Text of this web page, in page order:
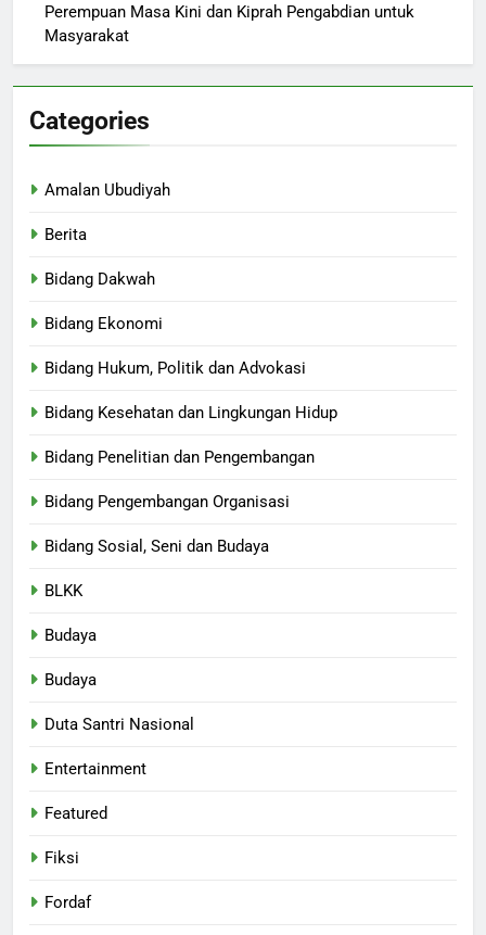
Perempuan Masa Kini dan Kiprah Pengabdian untuk
Masyarakat
Categories
Amalan Ubudiyah
Berita
Bidang Dakwah
Bidang Ekonomi
Bidang Hukum, Politik dan Advokasi
Bidang Kesehatan dan Lingkungan Hidup
Bidang Penelitian dan Pengembangan
Bidang Pengembangan Organisasi
Bidang Sosial, Seni dan Budaya
BLKK
Budaya
Budaya
Duta Santri Nasional
Entertainment
Featured
Fiksi
Fordaf